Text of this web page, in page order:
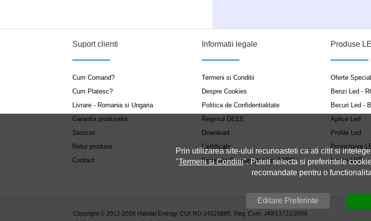
Suport clienti
Cum Comand?
Cum Platesc?
Livrare - Romania si Ungaria
Garantia produselor
Sesizari
Retur produse
Contact
Informatii legale
Termeni si Conditii
Despre Cookies
Politica de Confidentialitate
Regimul DEEE
Download
Certificate
Protecția Consumatorului: ANPC
Produse
Oferte
Benzi Led -
Becuri Led -
Aplice Led
Profile Led
Proiectoare
Lustre LED
Copyright © 2012-2026 Habitat Energy, CUI: RO 24329885, Reg. Com. J40/13722/2008
Prin utilizarea site-ului recunoasteti ca ati citit si
"Termeni si Conditii". Puteti selecta si preferintele
recomandate pentru o
Editare Preferinte